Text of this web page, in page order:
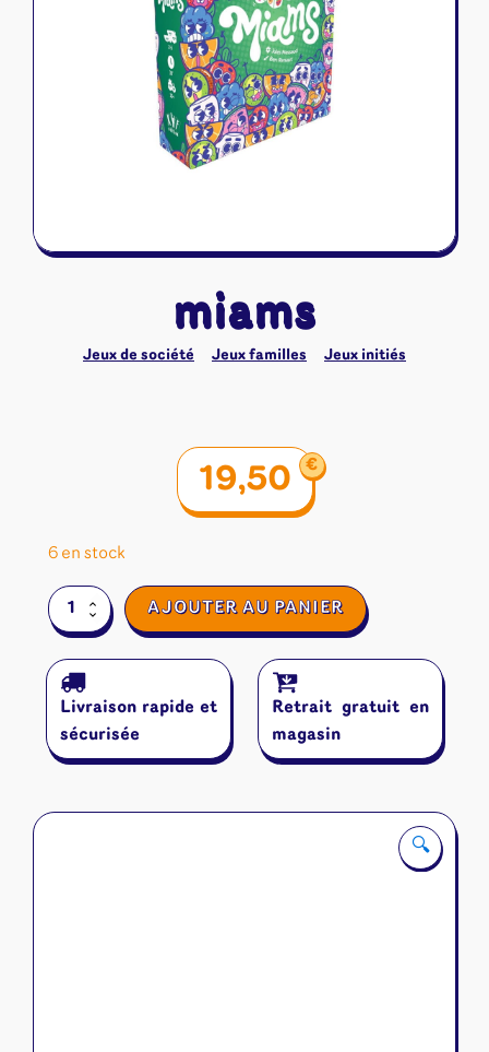
Naruto Mythos
Autres
Tapis de jeu
🔍
miams
Jeux de société Jeux familles Jeux initiés
19,50 €
6 en stock
quantité
de
AJOUTER AU PANIER
Livraison rapide et
sécurisée
Retrait gratuit en
magasin